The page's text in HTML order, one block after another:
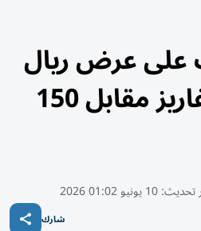
على عرض ريال
مدريد لضم ألفاريز مقابل 150
تحديث:10 يونيو 01:02 2026
شارك